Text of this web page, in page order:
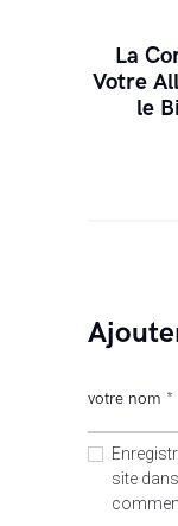
La
Votre
le
site